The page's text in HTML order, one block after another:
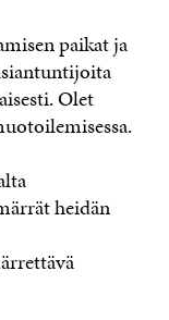
paikat ja
Olet
heidän